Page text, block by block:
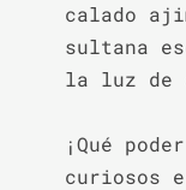
calado
sultana
la luz de
¡Qué
curiosos